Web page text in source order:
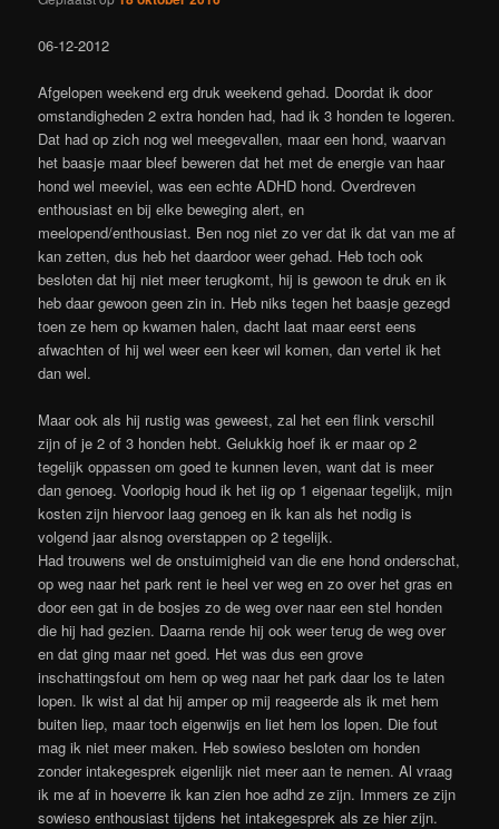
06-12-2012
Afgelopen weekend erg druk weekend gehad. Doordat ik door
omstandigheden 2 extra honden had, had ik 3 honden te logeren.
Dat had op zich nog wel meegevallen, maar een hond, waarvan
het baasje maar bleef beweren dat het met de energie van haar
hond wel meeviel, was een echte ADHD hond. Overdreven
enthousiast en bij elke beweging alert, en
meelopend/enthousiast. Ben nog niet zo ver dat ik dat van me af
kan zetten, dus heb het daardoor weer gehad. Heb toch ook
besloten dat hij niet meer terugkomt, hij is gewoon te druk en ik
heb daar gewoon geen zin in. Heb niks tegen het baasje gezegd
toen ze hem op kwamen halen, dacht laat maar eerst eens
afwachten of hij wel weer een keer wil komen, dan vertel ik het
dan wel.
Maar ook als hij rustig was geweest, zal het een flink verschil
zijn of je 2 of 3 honden hebt. Gelukkig hoef ik er maar op 2
tegelijk oppassen om goed te kunnen leven, want dat is meer
dan genoeg. Voorlopig houd ik het iig op 1 eigenaar tegelijk, mijn
kosten zijn hiervoor laag genoeg en ik kan als het nodig is
volgend jaar alsnog overstappen op 2 tegelijk.
Had trouwens wel de onstuimigheid van die ene hond onderschat,
op weg naar het park rent ie heel ver weg en zo over het gras en
door een gat in de bosjes zo de weg over naar een stel honden
die hij had gezien. Daarna rende hij ook weer terug de weg over
en dat ging maar net goed. Het was dus een grove
inschattingsfout om hem op weg naar het park daar los te laten
lopen. Ik wist al dat hij amper op mij reageerde als ik met hem
buiten liep, maar toch eigenwijs en liet hem los lopen. Die fout
mag ik niet meer maken. Heb sowieso besloten om honden
zonder intakegesprek eigenlijk niet meer aan te nemen. Al vraag
ik me af in hoeverre ik kan zien hoe adhd ze zijn. Immers ze zijn
sowieso enthousiast tijdens het intakegesprek als ze hier zijn.